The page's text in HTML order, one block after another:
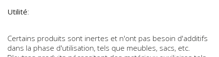
Utilité:
Certains produits sont inertes et n'ont pas besoin d'additifs
dans la phase d'utilisation, tels que meubles, sacs, etc.